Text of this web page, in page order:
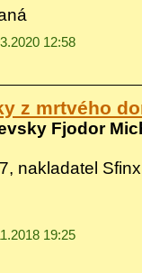
12:58
z mrtvého
Fjodor
nakladatel
19:25